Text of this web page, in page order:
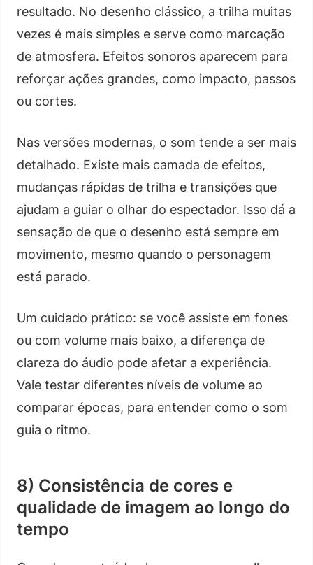
resultado. No desenho clássico, a trilha muitas
vezes é mais simples e serve como marcação
de atmosfera. Efeitos sonoros aparecem para
reforçar ações grandes, como impacto, passos
ou cortes.
Nas versões modernas, o som tende a ser mais
detalhado. Existe mais camada de efeitos,
mudanças rápidas de trilha e transições que
ajudam a guiar o olhar do espectador. Isso dá a
sensação de que o desenho está sempre em
movimento, mesmo quando o personagem
está parado.
Um cuidado prático: se você assiste em fones
ou com volume mais baixo, a diferença de
clareza do áudio pode afetar a experiência.
Vale testar diferentes níveis de volume ao
comparar épocas, para entender como o som
guia o ritmo.
8) Consistência de cores e
qualidade de imagem ao longo do
tempo